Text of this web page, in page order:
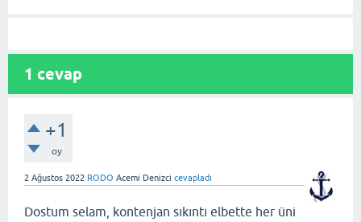
1 cevap
+1
oy
2 Ağustos 2022 RODO Acemi Denizci cevapladı
Dostum selam, kontenjan sıkıntı elbette her üni